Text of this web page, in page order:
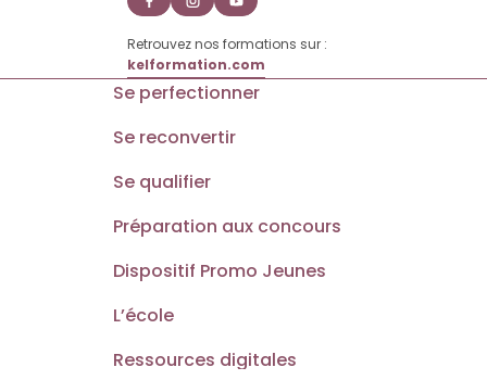
Retrouvez nos formations sur :
kelformation.com
Se perfectionner
Se reconvertir
Se qualifier
Préparation aux concours
Dispositif Promo Jeunes
L’école
Ressources digitales